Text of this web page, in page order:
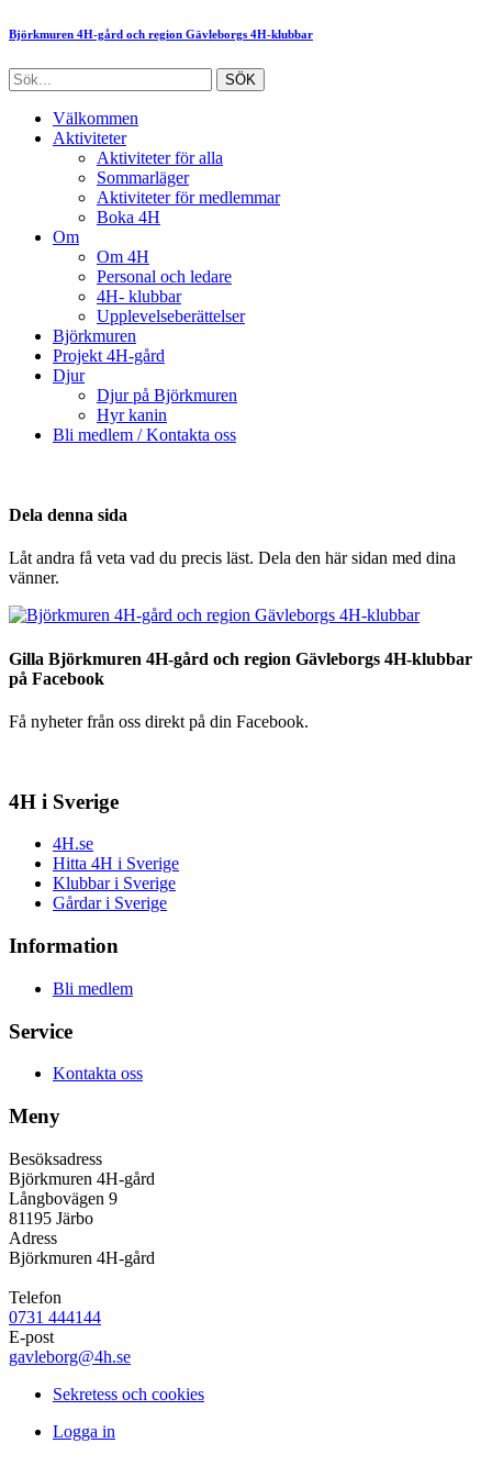
Björkmuren 4H-gård och region Gävleborgs 4H-klubbar
Välkommen
Aktiviteter
Aktiviteter för alla
Sommarläger
Aktiviteter för medlemmar
Boka 4H
Om
Om 4H
Personal och ledare
4H- klubbar
Upplevelseberättelser
Björkmuren
Projekt 4H-gård
Djur
Djur på Björkmuren
Hyr kanin
Bli medlem / Kontakta oss
Dela denna sida
Låt andra få veta vad du precis läst. Dela den här sidan med dina
vänner.
Gilla Björkmuren 4H-gård och region Gävleborgs 4H-klubbar
på Facebook
Få nyheter från oss direkt på din Facebook.
4H i Sverige
4H.se
Hitta 4H i Sverige
Klubbar i Sverige
Gårdar i Sverige
Information
Bli medlem
Service
Kontakta oss
Meny
Besöksadress
Björkmuren 4H-gård
Långbovägen 9
81195 Järbo
Adress
Björkmuren 4H-gård
Telefon
0731 444144
E-post
gavleborg@4h.se
Sekretess och cookies
Logga in